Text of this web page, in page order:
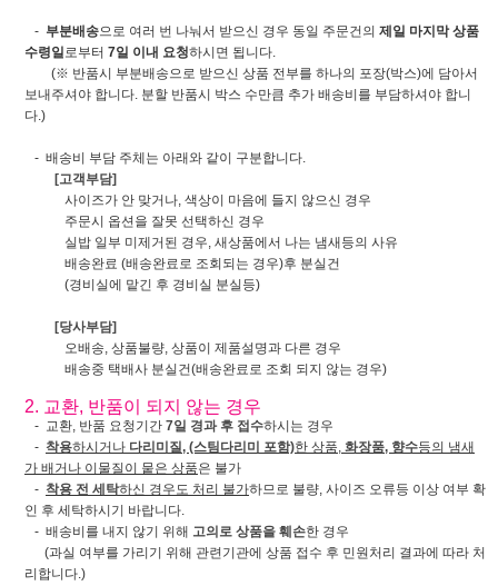
- 부분배송으로 여러 번 나눠서 받으신 경우 동일 주문건의 제일 마지막 상품
수령일로부터 7일 이내 요청하시면 됩니다.
(※ 반품시 부분배송으로 받으신 상품 전부를 하나의 포장(박스)에 담아서
보내주셔야 합니다. 분할 반품시 박스 수만큼 추가 배송비를 부담하셔야 합니
다.)
- 배송비 부담 주체는 아래와 같이 구분합니다.
[고객부담]
사이즈가 안 맞거나, 색상이 마음에 들지 않으신 경우
주문시 옵션을 잘못 선택하신 경우
실밥 일부 미제거된 경우, 새상품에서 나는 냄새등의 사유
배송완료 (배송완료로 조회되는 경우)후 분실건
(경비실에 맡긴 후 경비실 분실등)
[당사부담]
오배송, 상품불량, 상품이 제품설명과 다른 경우
배송중 택배사 분실건(배송완료로 조회 되지 않는 경우)
2. 교환, 반품이 되지 않는 경우
- 교환, 반품 요청기간 7일 경과 후 접수하시는 경우
- 착용하시거나 다리미질, (스팀다리미 포함)한 상품, 화장품, 향수등의 냄새
가 배거나 이물질이 뭍은 상품은 불가
- 착용 전 세탁하신 경우도 처리 불가하므로 불량, 사이즈 오류등 이상 여부 확
인 후 세탁하시기 바랍니다.
- 배송비를 내지 않기 위해 고의로 상품을 훼손한 경우
(과실 여부를 가리기 위해 관련기관에 상품 접수 후 민원처리 결과에 따라 처
리합니다.)